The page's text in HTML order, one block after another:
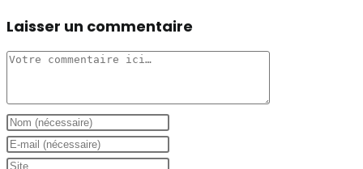
Laisser un commentaire
Comment
Enter
your
name
Enter
your
Saisir